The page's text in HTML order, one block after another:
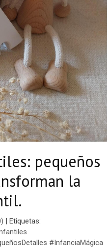
pequeños
la
Etiquetas:
#InfanciaMágica